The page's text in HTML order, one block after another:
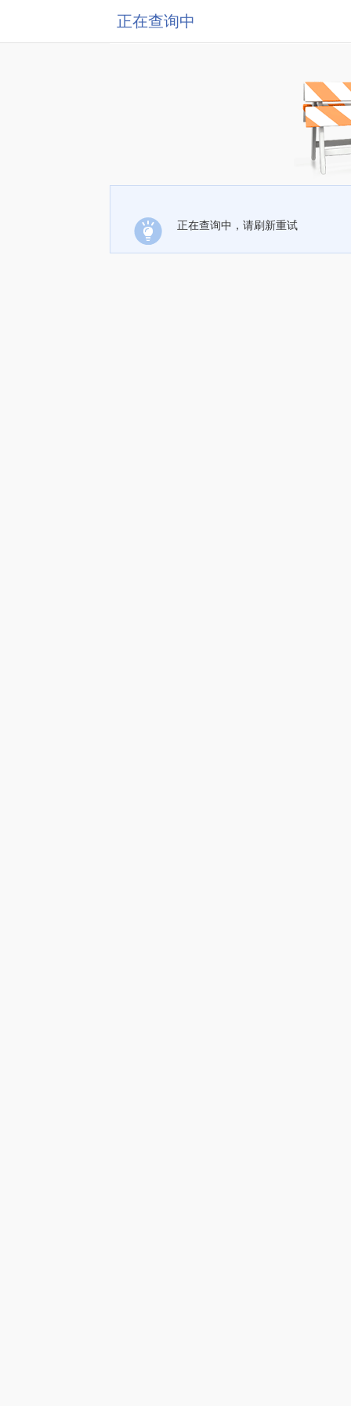
正在查询中
正在查询中，请刷新重试